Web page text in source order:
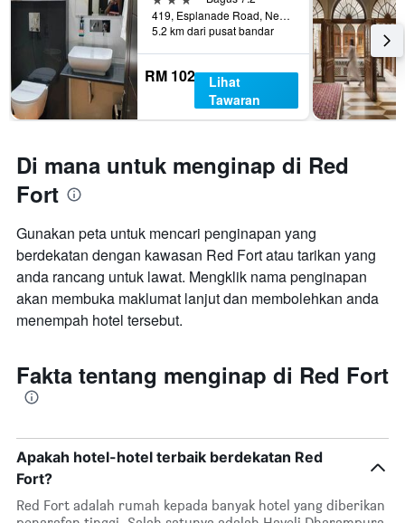
419, Esplanade Road, New Delhi, India
5.2 km dari pusat bandar
RM 102
Lihat
Tawaran
Di mana untuk menginap di Red
Fort
Gunakan peta untuk mencari penginapan yang
berdekatan dengan kawasan Red Fort atau tarikan yang
anda rancang untuk lawat. Mengklik nama penginapan
akan membuka maklumat lanjut dan membolehkan anda
menempah hotel tersebut.
Fakta tentang menginap di Red Fort
Apakah hotel-hotel terbaik berdekatan Red
Fort?
Red Fort adalah rumah kepada banyak hotel yang diberikan